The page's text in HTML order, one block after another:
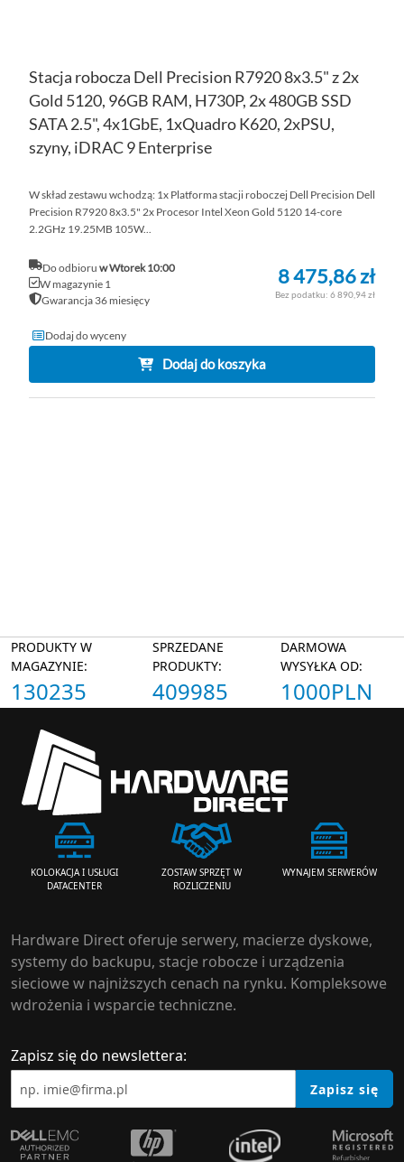
Stacja robocza Dell Precision R7920 8x3.5" z 2x
Gold 5120, 96GB RAM, H730P, 2x 480GB SSD
SATA 2.5", 4x1GbE, 1xQuadro K620, 2xPSU,
szyny, iDRAC 9 Enterprise
W skład zestawu wchodzą: 1x Platforma stacji roboczej Dell Precision Dell
Precision R7920 8x3.5" 2x Procesor Intel Xeon Gold 5120 14-core
2.2GHz 19.25MB 105W...
Do odbioru w Wtorek 10:00
W magazynie 1
Gwarancja 36 miesięcy
8 475,86 zł
6 890,94 zł
Dodaj do wyceny
Dodaj do koszyka
PRODUKTY W
MAGAZYNIE:
130235
SPRZEDANE
PRODUKTY:
409985
DARMOWA
WYSYŁKA OD:
1000PLN
KOLOKACJA I USŁUGI
DATACENTER
ZOSTAW SPRZĘT W
ROZLICZENIU
WYNAJEM SERWERÓW
Hardware Direct oferuje serwery, macierze dyskowe,
systemy do backupu, stacje robocze i urządzenia
sieciowe w najniższych cenach na rynku. Kompleksowe
wdrożenia i wsparcie techniczne.
Zapisz się do newslettera:
Zapisz się